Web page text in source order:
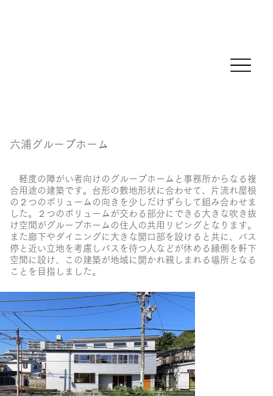
六浦グループホーム
軽度の障がい者向けのグループホームと事務所からなる複
合用途の建築です。台形の敷地形状に合わせて、片流れ屋根
の２つのボリュームの向きを少しだけずらして組み合わせま
した。２つのボリュームが交わる部分にできる大きな吹き抜
け空間がグループホームの住人の共用リビングとなります。
また廊下やダイニングに大きな開口部を設けると共に、バス
停と近い立地を考慮しバスを待つ人などが休める縁側を軒下
空間に設け、この建築が地域に開かれ親しまれる場所となる
ことを目指しました。